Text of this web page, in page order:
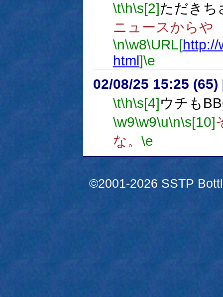
\t\h\s[2]ただきち
ニュースからや
\n\w8\URL[http://
html]\e
02/08/25 15:25 (65)
\t\h\s[4] ウチも
\w9\w9\u\n\s[10]
な。 \e
©2001-2026 SSTP